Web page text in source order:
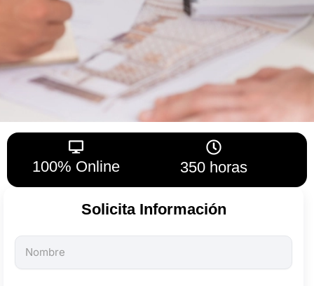
100% Online 350 horas
Solicita Información
Todos
los